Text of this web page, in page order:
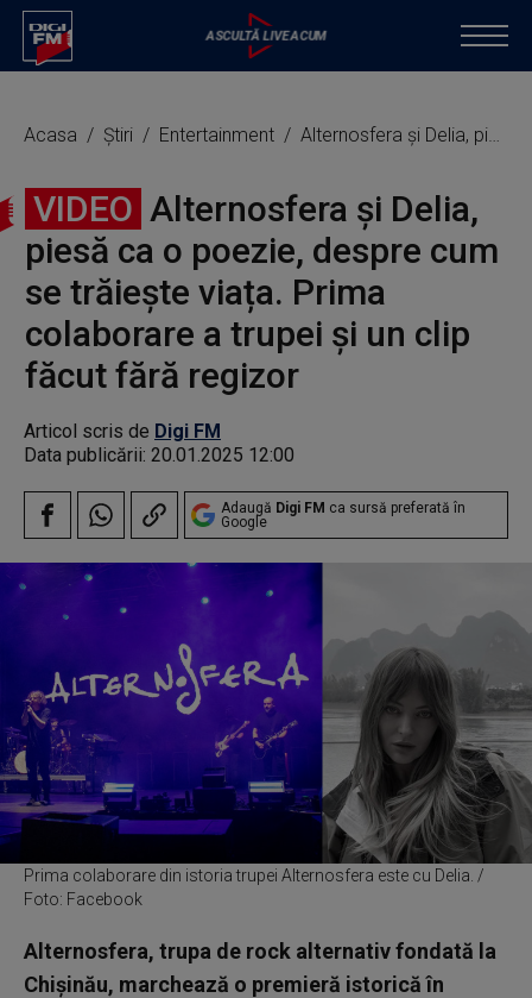
Acasa Știri Entertainment Alternosfera și Delia, piesă ca o poezie, despre cum se trăiește viața. Prima colaborare a trupei și un clip făcut fără regizor
VIDEO Alternosfera și Delia,
piesă ca o poezie, despre cum
se trăiește viața. Prima
colaborare a trupei și un clip
făcut fără regizor
Articol scris de Digi FM
Data publicării: 20.01.2025 12:00
Adaugă Digi FM ca sursă preferată în
Google
Prima colaborare din istoria trupei Alternosfera este cu Delia. /
Foto: Facebook
Alternosfera, trupa de rock alternativ fondată la
Chişinău, marchează o premieră istorică în